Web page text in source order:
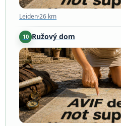
Leiden·26 km
10 Ružový dom
Leiden·27 km